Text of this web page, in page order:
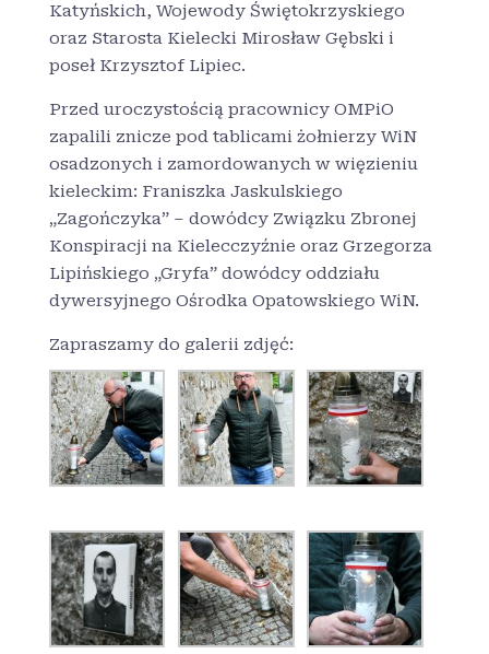
Katyńskich, Wojewody Świętokrzyskiego
oraz Starosta Kielecki Mirosław Gębski i
poseł Krzysztof Lipiec.
Przed uroczystością pracownicy OMPiO
zapalili znicze pod tablicami żołnierzy WiN
osadzonych i zamordowanych w więzieniu
kieleckim: Franiszka Jaskulskiego
„Zagończyka” – dowódcy Związku Zbronej
Konspiracji na Kielecczyźnie oraz Grzegorza
Lipińskiego „Gryfa” dowódcy oddziału
dywersyjnego Ośrodka Opatowskiego WiN.
Zapraszamy do galerii zdjęć: